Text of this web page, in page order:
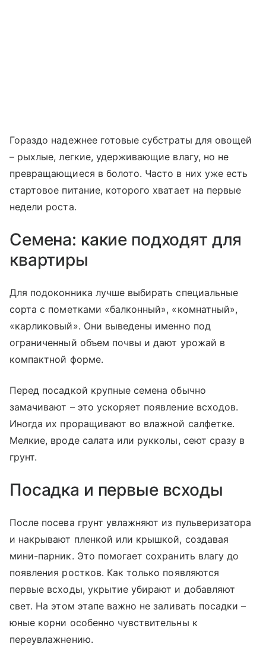
Гораздо надежнее готовые субстраты для овощей
– рыхлые, легкие, удерживающие влагу, но не
превращающиеся в болото. Часто в них уже есть
стартовое питание, которого хватает на первые
недели роста.
Семена: какие подходят для
квартиры
Для подоконника лучше выбирать специальные
сорта с пометками «балконный», «комнатный»,
«карликовый». Они выведены именно под
ограниченный объем почвы и дают урожай в
компактной форме.
Перед посадкой крупные семена обычно
замачивают – это ускоряет появление всходов.
Иногда их проращивают во влажной салфетке.
Мелкие, вроде салата или рукколы, сеют сразу в
грунт.
Посадка и первые всходы
После посева грунт увлажняют из пульверизатора
и накрывают пленкой или крышкой, создавая
мини-парник. Это помогает сохранить влагу до
появления ростков. Как только появляются
первые всходы, укрытие убирают и добавляют
свет. На этом этапе важно не заливать посадки –
юные корни особенно чувствительны к
переувлажнению.